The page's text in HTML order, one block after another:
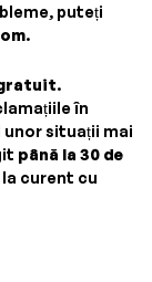
puteți
.
.
în
unor situații mai
până la 30 de
curent cu